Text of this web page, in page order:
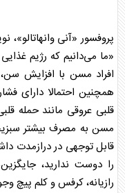
پروفسور «آنی
«ما می‌دانیم که رژیم
افراد مسن با افزایش
همچنین احتمالا دارای
قلبی عروقی مانند حمله
مسن به مصرف بیشتر
قابل توجهی در درازمدت
را دوست ندارید،
رازیانه، کرفس و کلم پیچ